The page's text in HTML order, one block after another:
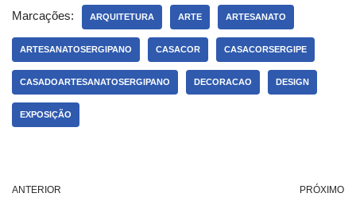
Marcações: ARQUITETURA ARTE ARTESANATO
ARTESANATOSERGIPANO CASACOR CASACORSERGIPE
CASADOARTESANATOSERGIPANO DECORACAO DESIGN
EXPOSIÇÃO
ANTERIOR PRÓXIMO